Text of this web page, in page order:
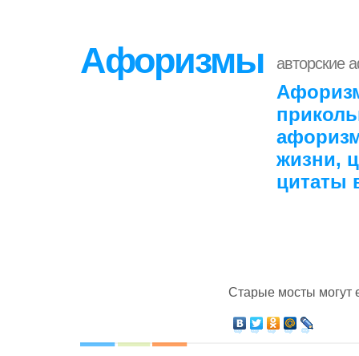
Афоризмы авторские
жизни,
цитаты
Старые мосты могут